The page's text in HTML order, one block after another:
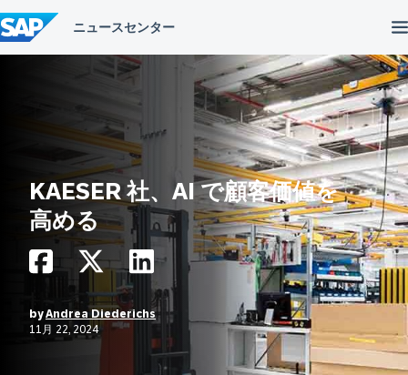
ン
テ
ン
KAESER 社、AI で顧客価値を
高める
byAndrea Diederichs
11月 22, 2024